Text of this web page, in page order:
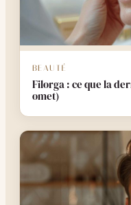
BEAUTÉ
Filorga : ce que la
omet)